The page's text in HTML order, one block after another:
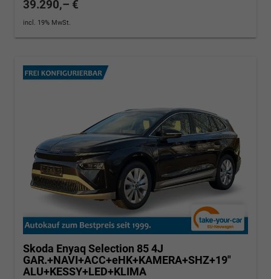
39.290,– €
incl. 19% MwSt.
Skoda Enyaq Selection 85 4J
GAR.+NAVI+ACC+eHK+KAMERA+SHZ+19"
ALU+KESSY+LED+KLIMA